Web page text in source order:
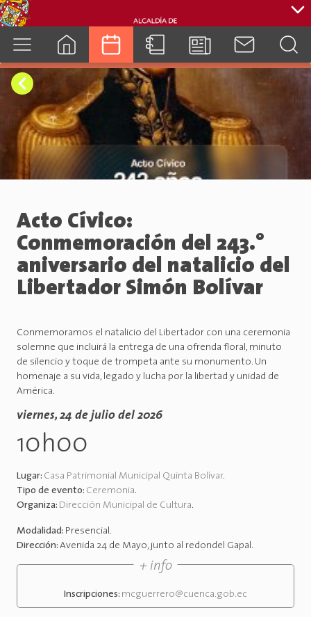
cuenca.gob.ec
Acto Cívico:
Conmemoración del 243.°
aniversario del natalicio del
Libertador Simón Bolívar
Conmemoramos el natalicio del Libertador con una ceremonia
solemne que incluirá la entrega de una ofrenda floral, minuto
de silencio y toque de trompeta ante su monumento. Un
homenaje a su vida, legado y lucha por la libertad y unidad de
América.
viernes, 24 de julio del 2026
10h00
Lugar: Casa Patrimonial Municipal Quinta Bolívar.
Tipo de evento: Ceremonia.
Organiza: Dirección Municipal de Cultura.
Modalidad: Presencial.
Dirección: Avenida 24 de Mayo, junto al redondel Gapal.
+ info
Inscripciones: mcguerrero@cuenca.gob.ec